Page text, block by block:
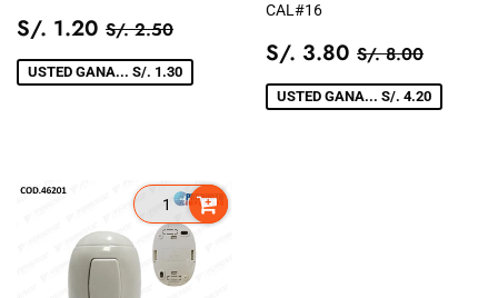
PRECIO
DE
VENTA
S/. 1.20 S/.
1.20
PRECIO TIENDA
S/. 2.50
USTED GANA... S/. 1.30
CAL#16
PRECIO
DE
VENTA
S/. 3.80 S/.
3.80
PRECIO
S/. 8.00
USTED GANA... S/. 4.20